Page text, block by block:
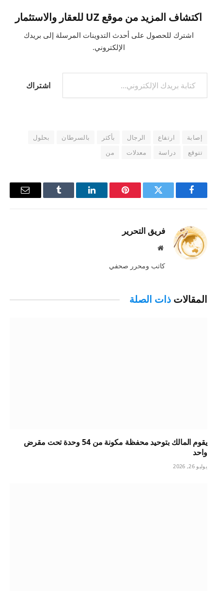
اكتشاف المزيد من موقع UZ للعقار والاستثمار
اشترك للحصول على أحدث التدوينات المرسلة إلى بريدك
الإلكتروني.
كتابة بريدك الإلكتروني...
اشتراك
إصابة ارتفاع الرجال بأكثر بالسرطان
بحلول
تتوقع
دراسة معدلات من
فيسبوك تويتر بينتيريستلينكدإن Tumblr
البريد
فريق التحرير
موقع
كاتب ومحرر صحفي
المقالات ذات الصلة
يقوم المالك بتوحيد محفظة مكونة من 54 وحدة تحت مقرض
واحد
يوليو 26, 2026